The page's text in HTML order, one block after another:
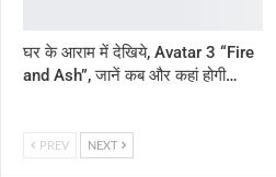
घर के आराम में देखिये, Avatar 3 “Fire
and Ash”, जानें कब और कहां होगी…
PREV NEXT